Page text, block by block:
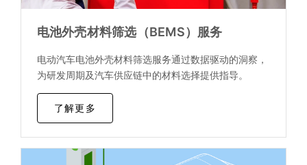
电池外壳材料筛选（BEMS）服务
电动汽车电池外壳材料筛选服务通过数据驱动的洞察，
为研发周期及汽车供应链中的材料选择提供指导。
了解更多